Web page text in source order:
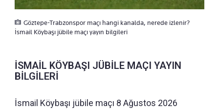
Göztepe-Trabzonspor maçı hangi kanalda, nerede izlenir?
İsmail Köybaşı jübile maçı yayın bilgileri
İSMAİL KÖYBAŞI JÜBİLE MAÇI YAYIN
BİLGİLERİ
İsmail Köybaşı jübile maçı 8 Ağustos 2026